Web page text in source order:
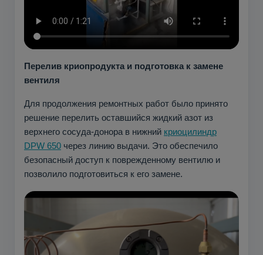
Перелив криопродукта и подготовка к замене
вентиля
Для продолжения ремонтных работ было принято
решение перелить оставшийся жидкий азот из
верхнего сосуда-донора в нижний криоцилиндр
DPW 650 через линию выдачи. Это обеспечило
безопасный доступ к поврежденному вентилю и
позволило подготовиться к его замене.